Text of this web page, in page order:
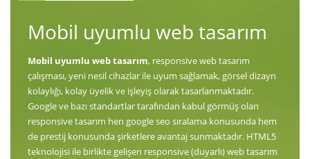
Mobil uyumlu web tasarım
Mobil uyumlu web tasarım, responsive web tasarım
çalışması, yeni nesil cihazlar ile uyum sağlamak, görsel dizayn
kolaylığı, kolay üyelik ve işleyiş olarak tasarlanmaktadır.
Google ve bazı standartlar tarafından kabul görmüş olan
responsive tasarım hen google seo sıralama konusunda hem
de prestij konusunda şirketlere avantaj sunmaktadır. HTML5
teknolojisi ile birlikte gelişen responsive (duyarlı) web tasarım